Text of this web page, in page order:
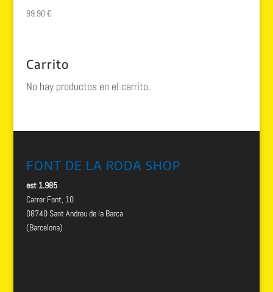
99.90€
Carrito
No hay productos en el carrito.
FONT DE LA RODA SHOP
est 1.985
Carrer Font, 10
08740 Sant Andreu de la Barca
(Barcelona)